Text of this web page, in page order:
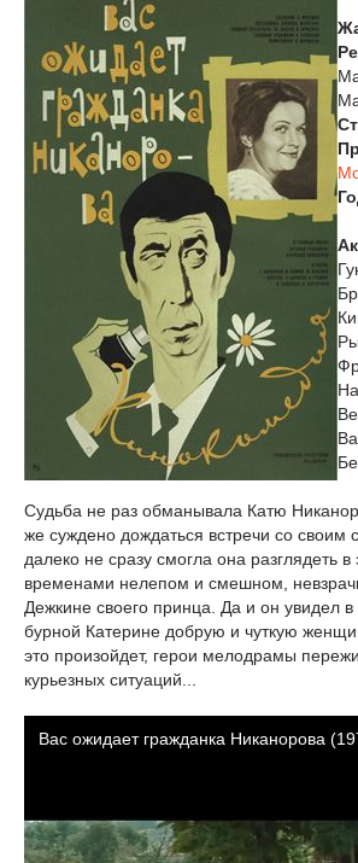
Судьба не раз обманывала Катю
же суждено дождаться встречи со своим
далеко не сразу смогла она разглядеть в
временами нелепом и смешном,
Дежкине своего принца. Да и он увидел
бурной Катерине добрую и чуткую
это произойдет, герои мелодрамы
курьезных ситуаций...